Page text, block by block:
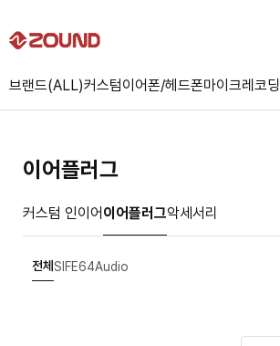
브랜드(ALL)커스텀이어폰/헤드폰마이크레코딩
이어플러그
커스텀 인이어 이어플러그악세서리
전체 SIFE64Audio